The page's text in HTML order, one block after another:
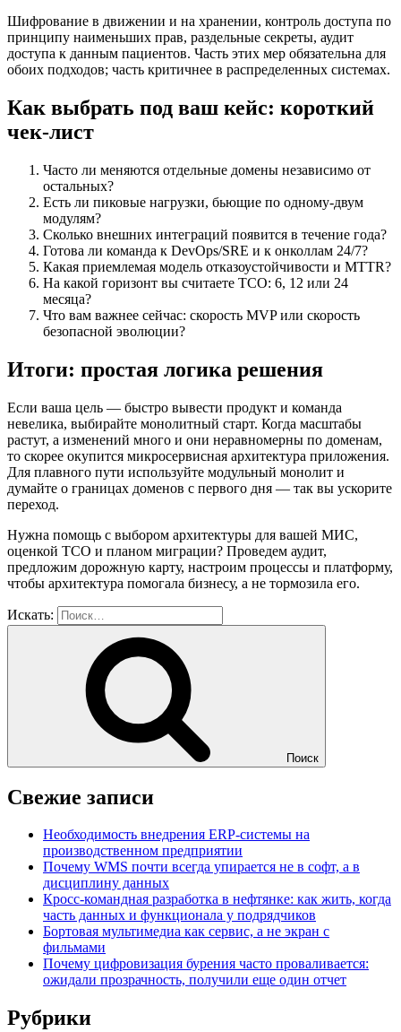
Шифрование в движении и на хранении, контроль доступа по
принципу наименьших прав, раздельные секреты, аудит
доступа к данным пациентов. Часть этих мер обязательна для
обоих подходов; часть критичнее в распределенных системах.
Как выбрать под ваш кейс: короткий
чек-лист
Часто ли меняются отдельные домены независимо от
остальных?
Есть ли пиковые нагрузки, бьющие по одному-двум
модулям?
Сколько внешних интеграций появится в течение года?
Готова ли команда к DevOps/SRE и к онколлам 24/7?
Какая приемлемая модель отказоустойчивости и MTTR?
На какой горизонт вы считаете TCO: 6, 12 или 24
месяца?
Что вам важнее сейчас: скорость MVP или скорость
безопасной эволюции?
Итоги: простая логика решения
Если ваша цель — быстро вывести продукт и команда
невелика, выбирайте монолитный старт. Когда масштабы
растут, а изменений много и они неравномерны по доменам,
то скорее окупится микросервисная архитектура приложения.
Для плавного пути используйте модульный монолит и
думайте о границах доменов с первого дня — так вы ускорите
переход.
Нужна помощь с выбором архитектуры для вашей МИС,
оценкой TCO и планом миграции? Проведем аудит,
предложим дорожную карту, настроим процессы и платформу,
чтобы архитектура помогала бизнесу, а не тормозила его.
Искать:
Поиск
Свежие записи
Необходимость внедрения ERP-системы на
производственном предприятии
Почему WMS почти всегда упирается не в софт, а в
дисциплину данных
Кросс-командная разработка в нефтянке: как жить, когда
часть данных и функционала у подрядчиков
Бортовая мультимедиа как сервис, а не экран с
фильмами
Почему цифровизация бурения часто проваливается:
ожидали прозрачность, получили еще один отчет
Рубрики